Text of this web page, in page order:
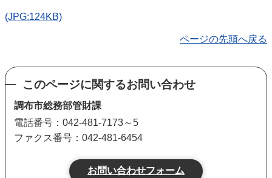
(JPG:124KB)
ページの先頭へ戻る
このページに関するお問い合わせ
調布市総務部管財課
電話番号：042-481-7173～5
ファクス番号：042-481-6454